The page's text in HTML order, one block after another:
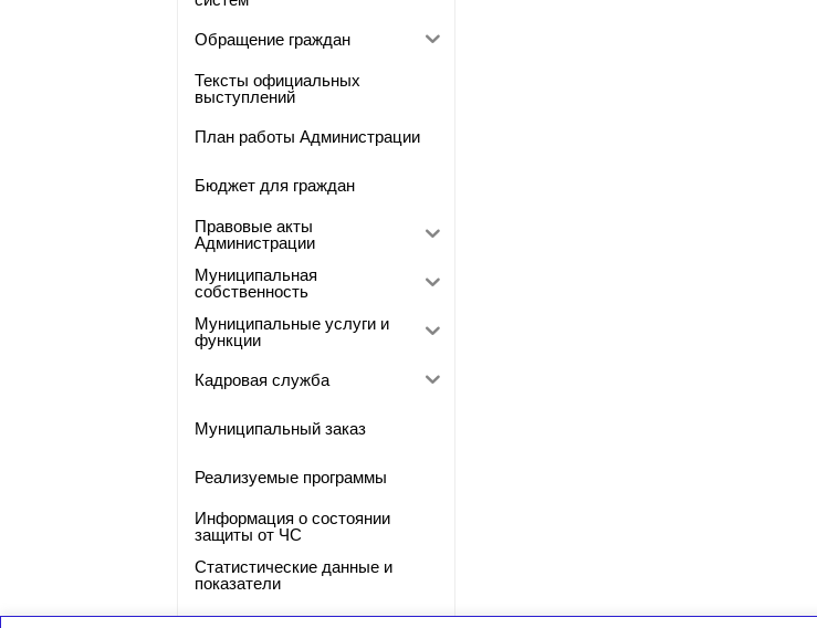
Обращение граждан
Тексты официальных
выступлений
План работы Администрации
Бюджет для граждан
Правовые акты
Администрации
Муниципальная
собственность
Муниципальные услуги и
функции
Кадровая служба
Муниципальный заказ
Реализуемые программы
Информация о состоянии
защиты от ЧС
Статистические данные и
показатели
Фото-галерея